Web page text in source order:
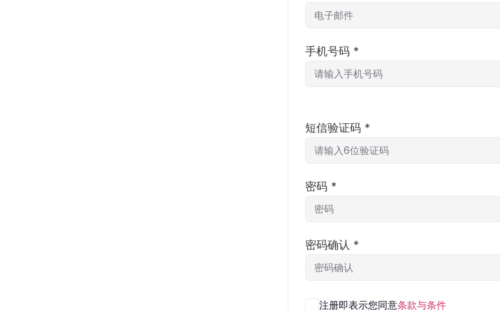
手机号码 *
短信验证码 *
密码 *
密码确认 *
注册即表示您同意条款与条件